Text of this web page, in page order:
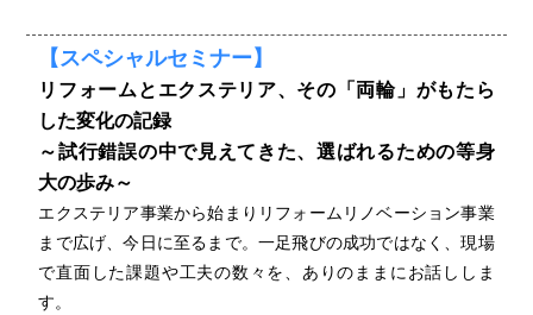
【スペシャルセミナー】
リフォームとエクステリア、その「両輪」がもたら
した変化の記録
～試行錯誤の中で見えてきた、選ばれるための等身
大の歩み～
エクステリア事業から始まりリフォームリノベーション事業
まで広げ、今日に至るまで。一足飛びの成功ではなく、現場
で直面した課題や工夫の数々を、ありのままにお話ししま
す。